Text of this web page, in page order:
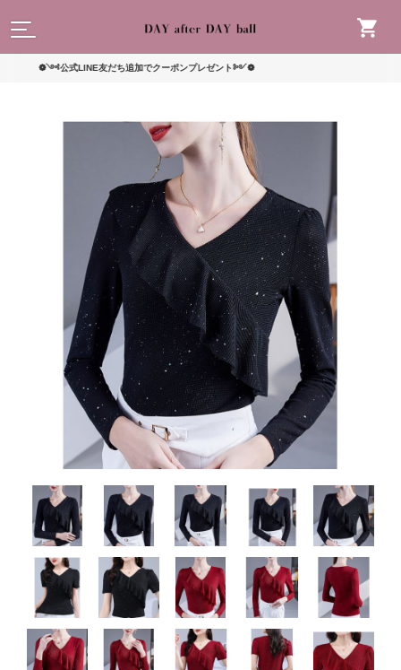
❁༺公式LINE友だち追加でクーポンプレゼント༻❁